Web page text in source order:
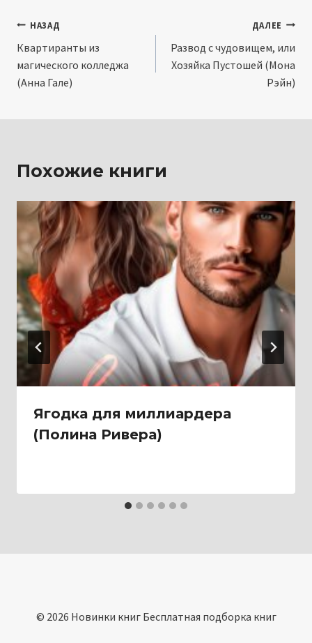
Навигация
по
записям
НАЗАД
Квартиранты из
магического колледжа
(Анна Гале)
ДАЛЕЕ
Развод с чудовищем, или
Хозяйка Пустошей (Мона
Рэйн)
Похожие книги
Ягодка для миллиардера
(Полина Ривера)
© 2026 Новинки книг Бесплатная подборка книг